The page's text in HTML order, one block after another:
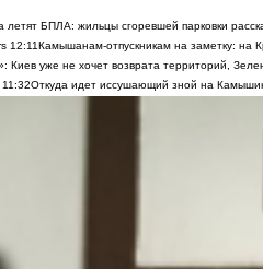
БПЛА: жильцы сгоревшей парковки
12:11Камышанам-отпускникам на заметку: на
Киев уже не хочет возврата территорий,
11:32Откуда идет иссушающий зной на